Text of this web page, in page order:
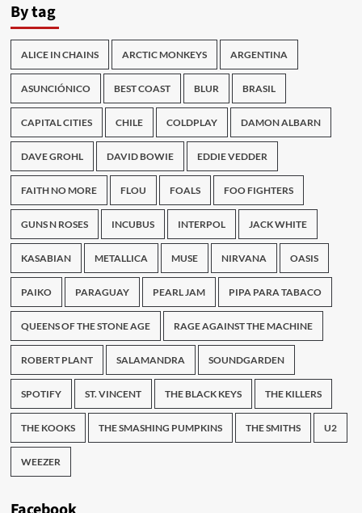
Aires,
Personal
Fest
celebra
sus
10
años
By tag
ALICE IN CHAINS ARCTIC MONKEYS ARGENTINA
ASUNCIÓNICO BEST COAST BLUR BRASIL
CAPITAL CITIES CHILE COLDPLAY DAMON ALBARN
DAVE GROHL DAVID BOWIE EDDIE VEDDER
FAITH NO MORE FLOU FOALS FOO FIGHTERS
GUNS N ROSES INCUBUS INTERPOL JACK WHITE
KASABIAN METALLICA MUSE NIRVANA OASIS
PAIKO PARAGUAY PEARL JAM PIPA PARA TABACO
QUEENS OF THE STONE AGE RAGE AGAINST THE MACHINE
ROBERT PLANT SALAMANDRA SOUNDGARDEN
SPOTIFY ST. VINCENT THE BLACK KEYS THE KILLERS
THE KOOKS THE SMASHING PUMPKINS THE SMITHS U2
WEEZER